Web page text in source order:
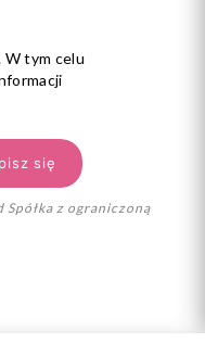
W tym celu
Spółka z ograniczoną